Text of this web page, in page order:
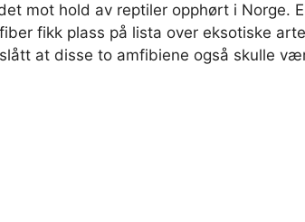
mot hold av reptiler opphørt i Norge.
fikk plass på lista over eksotiske
at disse to amfibiene også skulle